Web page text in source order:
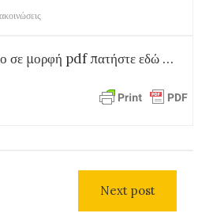
σε μορφή pdf πατήστε εδώ …
Next post